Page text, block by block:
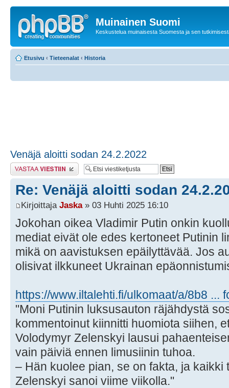
Muinainen Suomi
Keskustelua muinaisesta Suomesta ja sen
Etusivu ‹ Tieteenalat ‹ Historia
Venäjä aloitti sodan 24.2.2022
Lähetä vastaus
Re: Venäjä aloitti sodan
Kirjoittaja Jaska» 03 Huhti 2025 16:10
Jokohan oikea Vladimir Putin onkin
mediat eivät ole edes kertoneet Putinin
mikä on aavistuksen epäilyttävää. Jos
olisivat ilkkuneet Ukrainan
https://www.iltalehti.fi/ulkomaat/a/8b8 ...
"Moni Putinin luksusauton räjähdystä
kommentoinut kiinnitti huomiota siihen,
Volodymyr Zelenskyi lausui
vain päiviä ennen limusiinin tuhoa.
– Hän kuolee pian, se on fakta, ja kaikki
Zelenskyi sanoi viime viikolla."